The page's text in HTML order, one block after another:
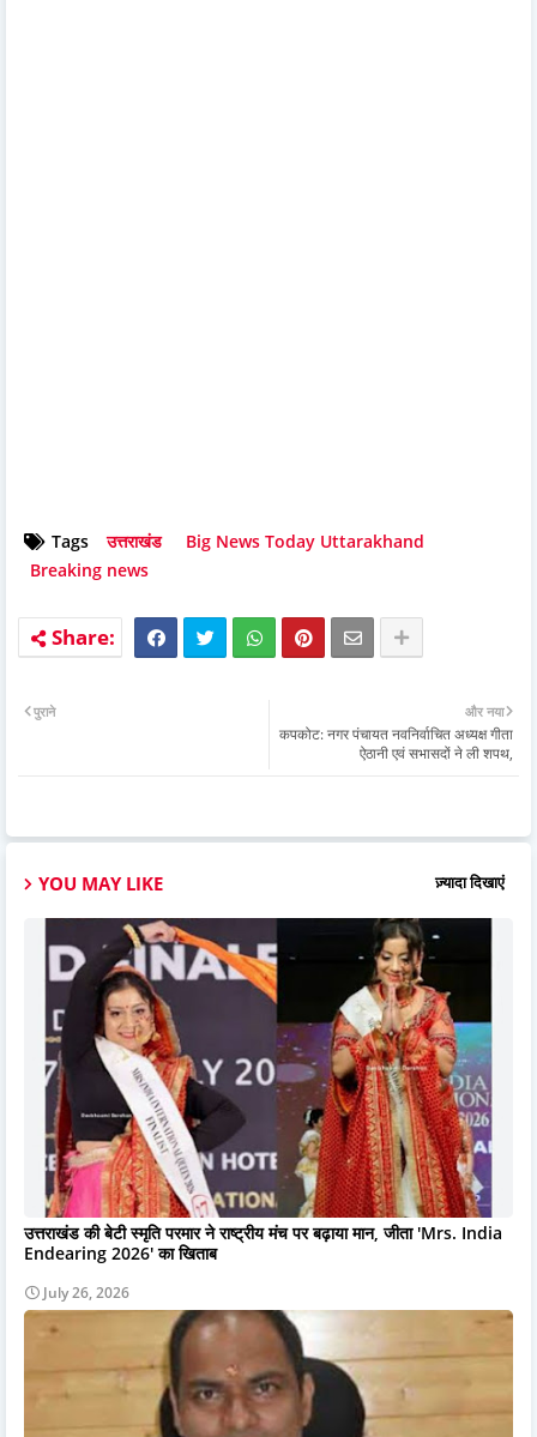
Tags उत्तराखंड
Big News Today Uttarakhand
Breaking news
और नया
कपकोट: नगर पंचायत नवनिर्वाचित अध्यक्ष गीता
ऐठानी एवं सभासदों ने ली शपथ,
पुराने
YOU MAY LIKE ज़्यादा दिखाएं
उत्तराखंड की बेटी स्मृति परमार ने राष्ट्रीय मंच पर बढ़ाया मान, जीता 'Mrs. India
Endearing 2026' का खिताब
July 26, 2026